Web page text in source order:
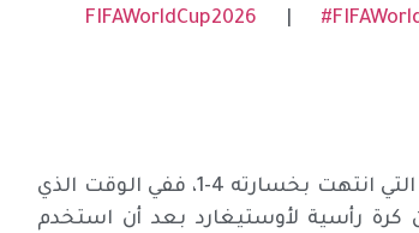
تعرض المنتخب العراقي لظلم فني مركب في مباراته ضد النرويج التي انتهت بخسارته 4-1، ففي الوقت الذي
كرة رأسية لأوستيغارد بعد أن استخدم